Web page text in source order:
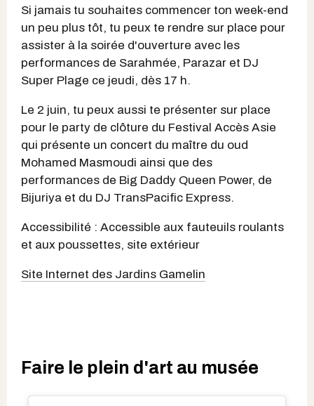
Si jamais tu souhaites commencer ton week-end
un peu plus tôt, tu peux te rendre sur place pour
assister à la soirée d'ouverture avec les
performances de Sarahmée, Parazar et DJ
Super Plage ce jeudi, dès 17 h.
Le 2 juin, tu peux aussi te présenter sur place
pour le party de clôture du Festival Accès Asie
qui présente un concert du maître du oud
Mohamed Masmoudi ainsi que des
performances de Big Daddy Queen Power, de
Bijuriya et du DJ TransPacific Express.
Accessibilité : Accessible aux fauteuils roulants
et aux poussettes, site extérieur
Site Internet des Jardins Gamelin
Faire le plein d'art au musée